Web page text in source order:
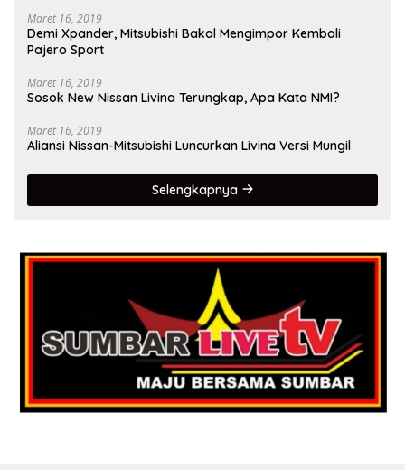
Maret 16, 2019
Demi Xpander, Mitsubishi Bakal Mengimpor Kembali
Pajero Sport
Maret 16, 2019
Sosok New Nissan Livina Terungkap, Apa Kata NMI?
Maret 16, 2019
Aliansi Nissan-Mitsubishi Luncurkan Livina Versi Mungil
Selengkapnya